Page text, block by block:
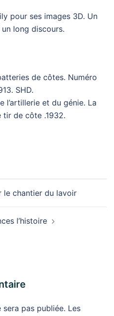
pour ses images 3D. Un
long discours.
de côtes. Numéro
SHD.
l’artillerie et du génie. La
de côte .1932.
le chantier du lavoir
l’histoire
pas publiée. Les